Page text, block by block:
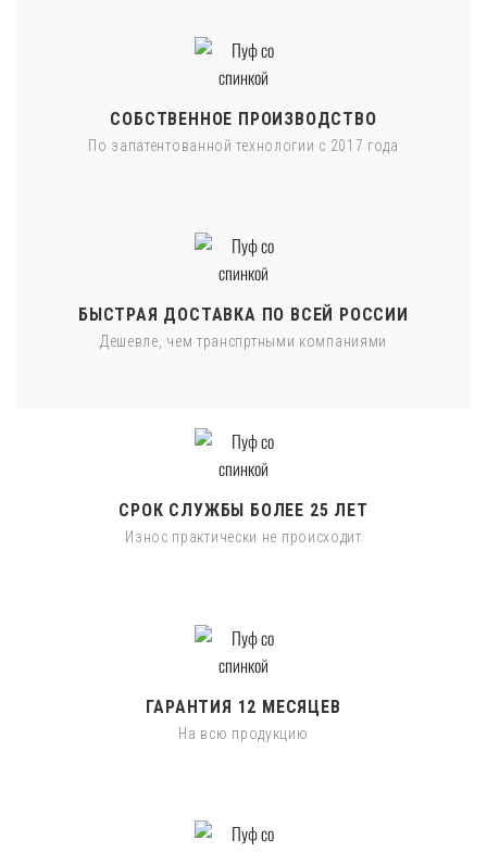
СОБСТВЕННОЕ ПРОИЗВОДСТВО
По запатентованной технологии с 2017 года
БЫСТРАЯ ДОСТАВКА ПО ВСЕЙ РОССИИ
Дешевле, чем транспртными компаниями
СРОК СЛУЖБЫ БОЛЕЕ 25 ЛЕТ
Износ практически не происходит
ГАРАНТИЯ 12 МЕСЯЦЕВ
На всю продукцию